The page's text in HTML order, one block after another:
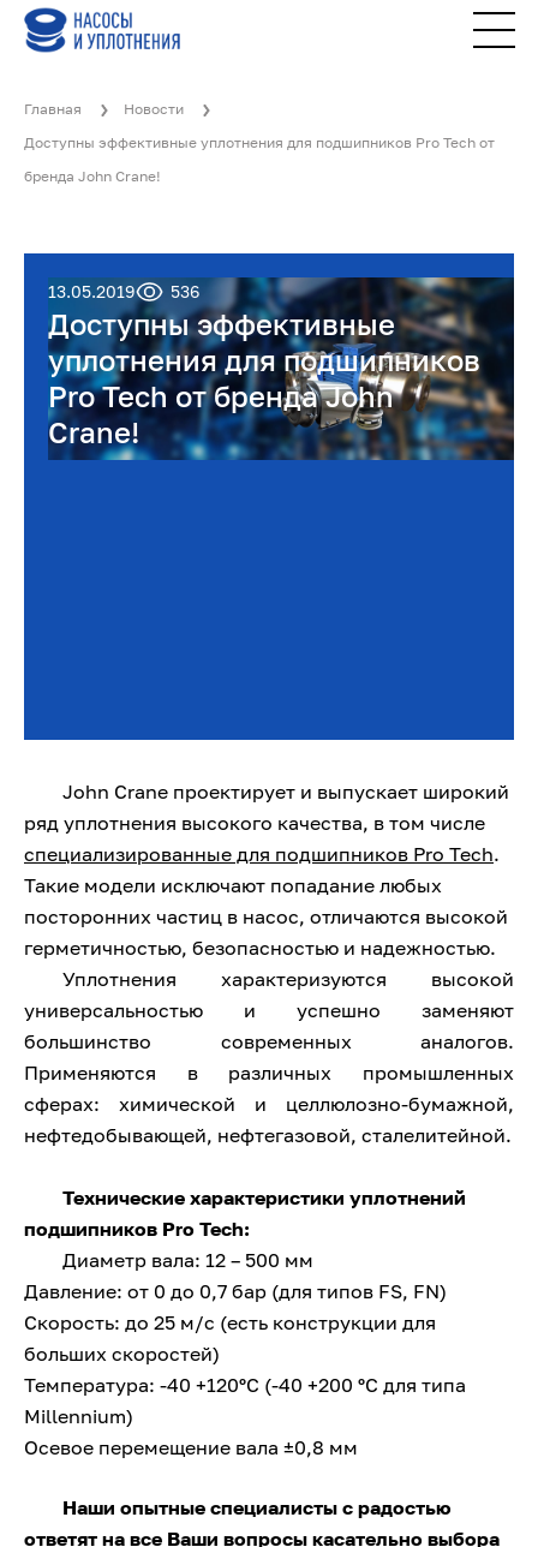
Главная
Новости
Доступны эффективные уплотнения для подшипников Pro Tech от
бренда John Crane!
13.05.2019 536
Доступны эффективные
уплотнения для подшипников
Pro Tech от бренда John
Crane!
John Crane проектирует и выпускает широкий
ряд уплотнения высокого качества, в том числе
специализированные для подшипников Pro Tech.
Такие модели исключают попадание любых
посторонних частиц в насос, отличаются высокой
герметичностью, безопасностью и надежностью.
Уплотнения характеризуются высокой
универсальностью и успешно заменяют
большинство современных аналогов.
Применяются в различных промышленных
сферах: химической и целлюлозно-бумажной,
нефтедобывающей, нефтегазовой, сталелитейной.
Технические характеристики уплотнений
подшипников Pro Tech:
Диаметр вала: 12 – 500 мм
Давление: от 0 до 0,7 бар (для типов FS, FN)
Скорость: до 25 м/с (есть конструкции для
больших скоростей)
Температура: -40 +120ºС (-40 +200 ºС для типа
Millennium)
Осевое перемещение вала ±0,8 мм
Наши опытные специалисты с радостью
ответят на все Ваши вопросы касательно выбора